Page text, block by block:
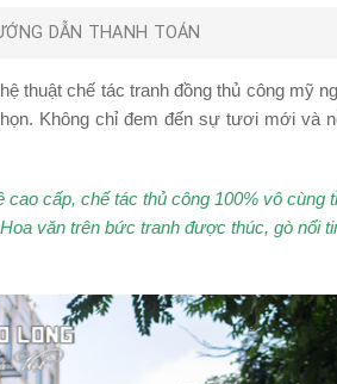
DẪN THANH TOÁN
thuật chế tác tranh đồng thủ công mỹ
Không chỉ đem đến sự tươi mới và
cấp, chế tác thủ công 100% vô
văn trên bức tranh được thúc, gò nổi